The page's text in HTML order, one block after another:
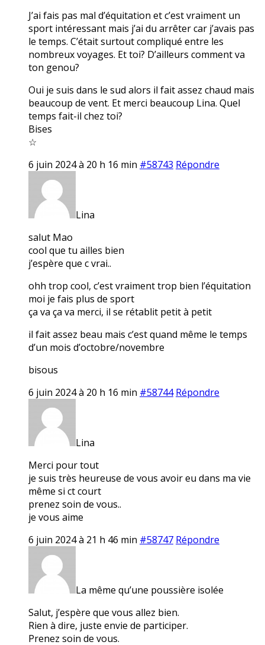
J’ai fais pas mal d’équitation et c’est vraiment un
sport intéressant mais j’ai du arrêter car j’avais pas
le temps. C’était surtout compliqué entre les
nombreux voyages. Et toi? D’ailleurs comment va
ton genou?
Oui je suis dans le sud alors il fait assez chaud mais
beaucoup de vent. Et merci beaucoup Lina. Quel
temps fait-il chez toi?
Bises
☆
6 juin 2024 à 20 h 16 min #58743 Répondre
Lina
salut Mao
cool que tu ailles bien
j’espère que c vrai..
ohh trop cool, c’est vraiment trop bien l’équitation
moi je fais plus de sport
ça va ça va merci, il se rétablit petit à petit
il fait assez beau mais c’est quand même le temps
d’un mois d’octobre/novembre
bisous
6 juin 2024 à 20 h 16 min #58744 Répondre
Lina
Merci pour tout
je suis très heureuse de vous avoir eu dans ma vie
même si ct court
prenez soin de vous..
je vous aime
6 juin 2024 à 21 h 46 min #58747 Répondre
La même qu’une poussière isolée
Salut, j’espère que vous allez bien.
Rien à dire, juste envie de participer.
Prenez soin de vous.